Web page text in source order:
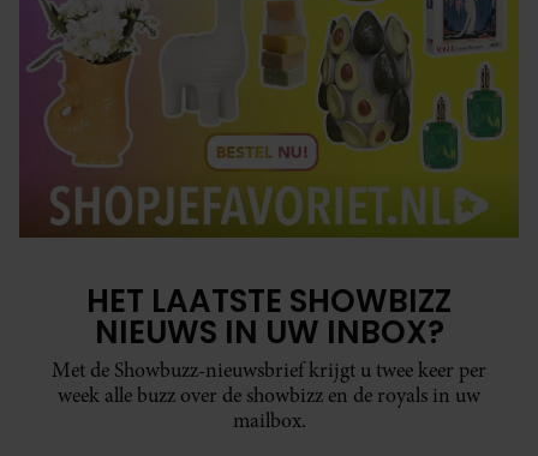
HET LAATSTE SHOWBIZZ
NIEUWS IN UW INBOX?
Met de Showbuzz-nieuwsbrief krijgt u twee keer per
week alle buzz over de showbizz en de royals in uw
mailbox.